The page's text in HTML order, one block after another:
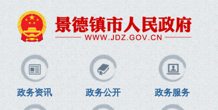
政务资讯 政务公开 政务服务